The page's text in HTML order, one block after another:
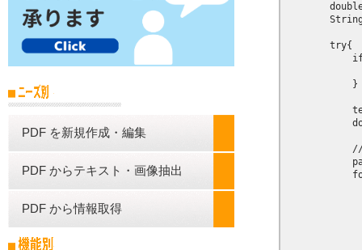
PDF を新規作成・編集
PDF からテキスト・画像抽出
PDF から情報取得
        try{
            }
//